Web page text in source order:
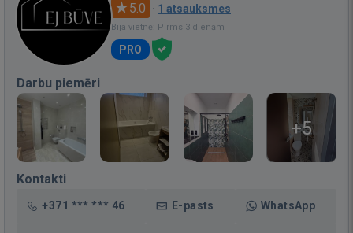
5.0 · 1 atsauksmes
Bija vietnē: Pirms 3 dienām
PRO
Darbu piemēri
+5
Kontakti
+371 *** *** 46 E-pasts WhatsApp